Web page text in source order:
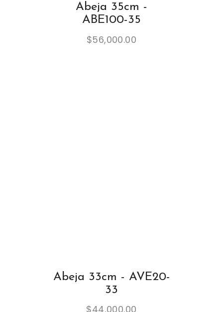
Abeja 35cm -
ABE100-35
$56,000.00
Abeja 33cm - AVE20-
33
$44,000.00